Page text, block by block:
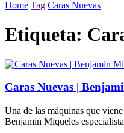
Home Tag Caras Nuevas
Etiqueta:
Caras Nuevas |
Una de las máquinas que
Benjamin Miqueles